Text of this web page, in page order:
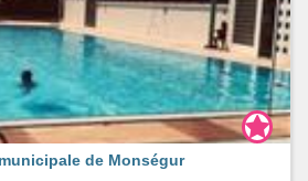
de Monségur